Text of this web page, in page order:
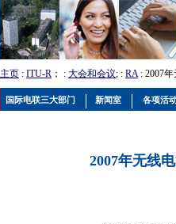
主页 : ITU-R ； : 大会和会议; : RA: 2007年
2007年无线
国际电联三大部门 新闻室 各项活